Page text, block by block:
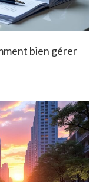
bien gérer